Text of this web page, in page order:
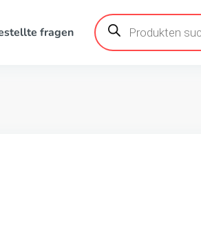
fragen
Products
search